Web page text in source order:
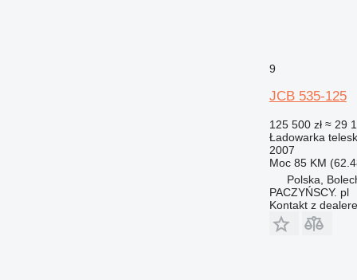
9
JCB 535-125
125 500 zł ≈ 29
Ładowarka
2007
Moc 85 KM
Polska,
PACZYŃSCY. pl
Kontakt z